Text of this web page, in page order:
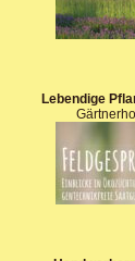
Lebendige